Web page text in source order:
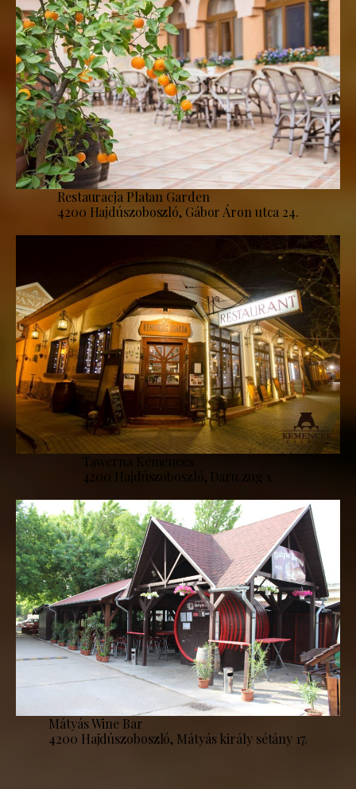
Restauracja Platan Garden
4200 Hajdúszoboszló, Gábor Áron utca 24.
Tawerna Kemencés
4200 Hajdúszoboszló, Daru zug 1.
Mátyás Wine Bar
4200 Hajdúszoboszló, Mátyás király sétány 17.